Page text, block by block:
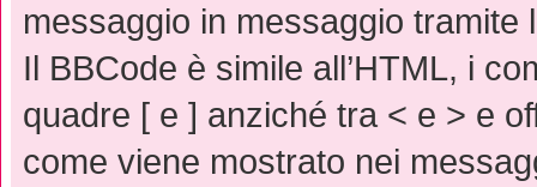
messaggio in messaggio tramite
Il BBCode è simile all’HTML, i
quadre [ e ] anziché tra < e > e
come viene mostrato nei